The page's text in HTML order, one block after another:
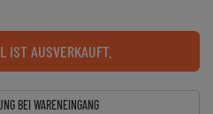
IST AUSVERKAUFT.
BEI WARENEINGANG